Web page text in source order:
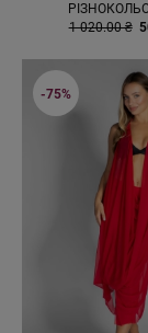
1 020.00 ₴
-75%